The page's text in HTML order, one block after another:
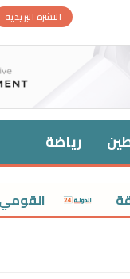
النشرة البريدية
رياضة
القومي لتنظيم